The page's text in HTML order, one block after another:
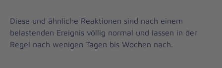
Diese und ähnliche Reaktionen sind nach einem
belastenden Ereignis völlig normal und lassen in der
Regel nach wenigen Tagen bis Wochen nach.